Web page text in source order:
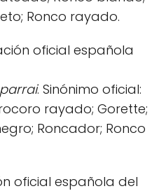
Ronco rayado.
oficial española
parrai. Sinónimo oficial:
rayado; Gorette;
Roncador; Ronco
oficial española del